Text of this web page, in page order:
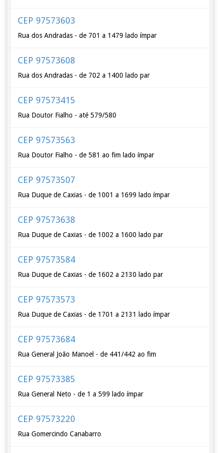
CEP 97573603
Rua dos Andradas - de 701 a 1479 lado ímpar
CEP 97573608
Rua dos Andradas - de 702 a 1400 lado par
CEP 97573415
Rua Doutor Fialho - até 579/580
CEP 97573563
Rua Doutor Fialho - de 581 ao fim lado ímpar
CEP 97573507
Rua Duque de Caxias - de 1001 a 1699 lado ímpar
CEP 97573638
Rua Duque de Caxias - de 1002 a 1600 lado par
CEP 97573584
Rua Duque de Caxias - de 1602 a 2130 lado par
CEP 97573573
Rua Duque de Caxias - de 1701 a 2131 lado ímpar
CEP 97573684
Rua General João Manoel - de 441/442 ao fim
CEP 97573385
Rua General Neto - de 1 a 599 lado ímpar
CEP 97573220
Rua Gomercindo Canabarro